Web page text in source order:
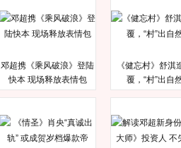
邓超携《乘风破浪》登陆
快本 现场释放表情包
《健忘村》舒淇
覆，“村”出自